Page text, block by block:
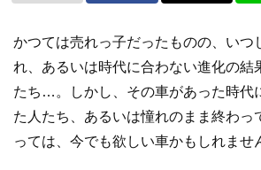
かつては売れっ子だったものの、いつ
れ、あるいは時代に合わない進化の結
たち…。しかし、その車があった時代
た人たち、あるいは憧れのまま終わっ
っては、今でも欲しい車かもしれませ